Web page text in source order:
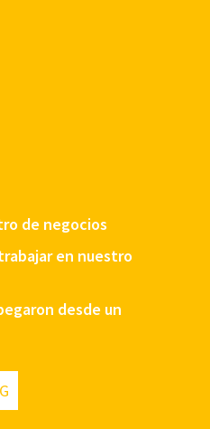
de negocios
en nuestro
desde un